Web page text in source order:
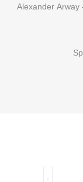
Alexander Arway